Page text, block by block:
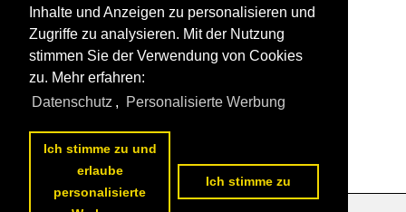
Inhalte und Anzeigen zu personalisieren und
Zugriffe zu analysieren. Mit der Nutzung
stimmen Sie der Verwendung von Cookies
zu. Mehr erfahren:
Datenschutz , Personalisierte Werbung
Ich stimme zu und
erlaube
personalisierte
Ich stimme zu